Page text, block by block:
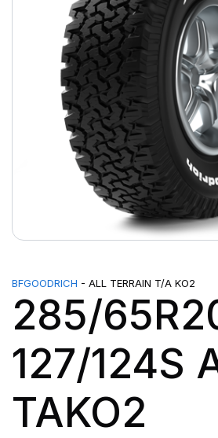
BFGOODRICH - ALL TERRAIN T/A KO2
285/
127/124S
TAKO2